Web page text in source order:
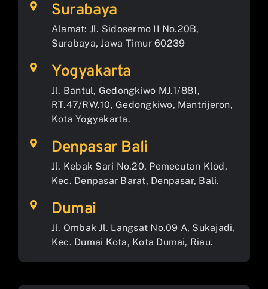
Surabaya
Alamat: Jl. Sidosermo II No.20B,
Surabaya, Jawa Timur 60239
Yogyakarta
Jl. Bantul, Gedongkiwo MJ.1/881,
RT.47/RW.10, Gedongkiwo, Mantrijeron,
Kota Yogyakarta.
Denpasar Bali
Jl. Kebak Sari No.20, Pemecutan Klod,
Kec. Denpasar Barat, Denpasar, Bali.
Dumai
Jl. Ombak Jl. Langsat No.09 A, Sukajadi,
Kec. Dumai Kota, Kota Dumai, Riau.